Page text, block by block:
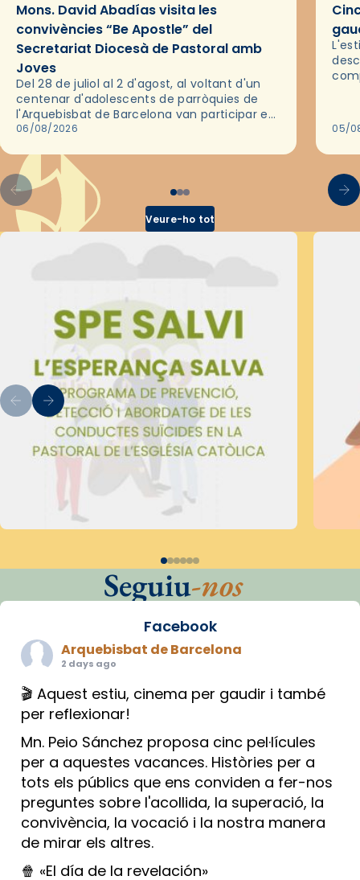
Mons. David Abadías visita les
convivències “Be Apostle” del
Secretariat Diocesà de Pastoral amb
Joves
Del 28 de juliol al 2 d'agost, al voltant d'un
centenar d'adolescents de parròquies de
l'Arquebisbat de Barcelona van participar en
les convivències Be Apostle, organitzades
06/08/2026 05/
Veure-ho tot
Seguiu-nos
Facebook
Arquebisbat de Barcelona
2 days ago
🎬 Aquest estiu, cinema per gaudir i també
per reflexionar!
Mn. Peio Sánchez proposa cinc pel·lícules
per a aquestes vacances. Històries per a
tots els públics que ens conviden a fer-nos
preguntes sobre l'acollida, la superació, la
convivència, la vocació i la nostra manera
de mirar els altres.
🍿 «El día de la revelación»